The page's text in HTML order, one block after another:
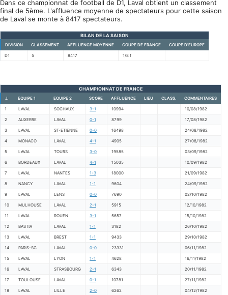
Dans ce championnat de football de D1, Laval obtient un classement
final de 5ème. L'affluence moyenne de spectateurs pour cette saison
de Laval se monte à 8417 spectateurs.
BILAN DE LA SAISON
DIVISION CLASSEMENT AFFLUENCE MOYENNE COUPE DE FRANCE COUPE D'EUROPE
D1 5 8417 1/8 f
CHAMPIONNAT DE FRANCE
J. EQUIPE 1 EQUIPE 2 SCORE AFFLUENCE LIEU CLASS. COMMENTAIRES
1 LAVAL SOCHAUX 3-1 10994 10/08/1982
2 AUXERRE LAVAL 0-1 8799 17/08/1982
3 LAVAL ST-ETIENNE 0-0 16498 24/08/1982
4 MONACO LAVAL 4-1 4905 27/08/1982
5 LAVAL TOURS 3-0 19585 03/09/1982
6 BORDEAUX LAVAL 4-1 15035 10/09/1982
7 LAVAL NANTES 1-3 18000 21/09/1982
8 NANCY LAVAL 1-1 9604 24/09/1982
9 LAVAL LENS 0-0 7690 02/10/1982
10 MULHOUSE LAVAL 2-1 5915 12/10/1982
11 LAVAL ROUEN 3-1 5657 15/10/1982
12 BASTIA LAVAL 1-1 3182 26/10/1982
13 LAVAL BREST 1-1 9433 29/10/1982
14 PARIS-SG LAVAL 0-0 23331 06/11/1982
15 LAVAL LYON 1-1 4628 16/11/1982
16 LAVAL STRASBOURG 2-1 6343 20/11/1982
17 TOULOUSE LAVAL 0-1 10781 27/11/1982
18 LAVAL LILLE 2-0 6262 04/12/1982